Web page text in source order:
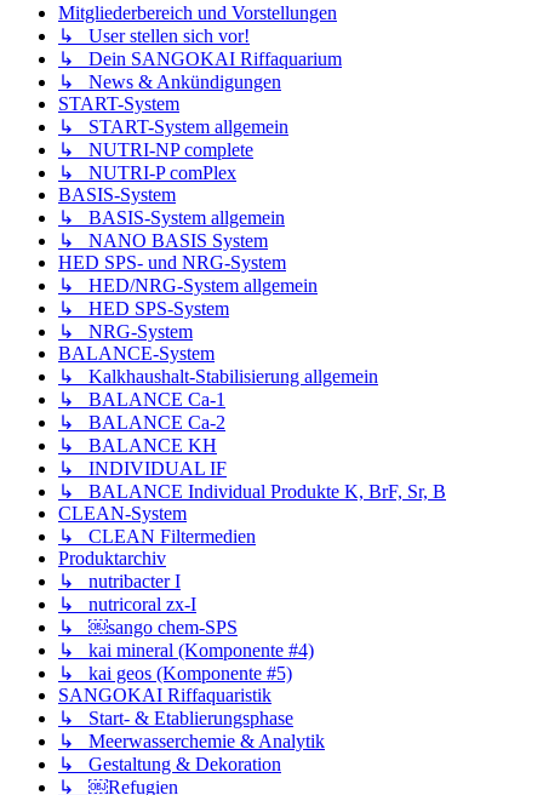
Mitgliederbereich und Vorstellungen
↳ User stellen sich vor!
↳ Dein SANGOKAI Riffaquarium
↳ News & Ankündigungen
START-System
↳ START-System allgemein
↳ NUTRI-NP complete
↳ NUTRI-P comPlex
BASIS-System
↳ BASIS-System allgemein
↳ NANO BASIS System
HED SPS- und NRG-System
↳ HED/NRG-System allgemein
↳ HED SPS-System
↳ NRG-System
BALANCE-System
↳ Kalkhaushalt-Stabilisierung allgemein
↳ BALANCE Ca-1
↳ BALANCE Ca-2
↳ BALANCE KH
↳ INDIVIDUAL IF
↳ BALANCE Individual Produkte K, BrF, Sr, B
CLEAN-System
↳ CLEAN Filtermedien
Produktarchiv
↳ nutribacter I
↳ nutricoral zx-I
↳ ￼sango chem-SPS
↳ kai mineral (Komponente #4)
↳ kai geos (Komponente #5)
SANGOKAI Riffaquaristik
↳ Start- & Etablierungsphase
↳ Meerwasserchemie & Analytik
↳ Gestaltung & Dekoration
↳ ￼Refugien